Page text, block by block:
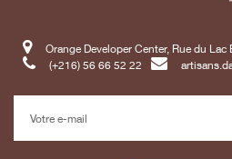
Orange Developer Center, Rue du Lac
(+216) 56 66 52 22